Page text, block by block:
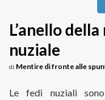
L’anello
nuziale
di Mentire di fronte alle
Le fedi nuziali